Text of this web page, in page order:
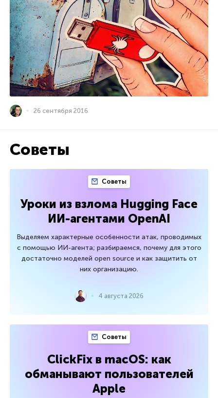
26 сентября 2016
Советы
Советы
Уроки из взлома Hugging Face
ИИ-агентами OpenAI
Выделяем характерные особенности атак, проводимых
с помощью ИИ-агента; разбираемся, почему для этого
достаточно моделей open source и как защитить от
них организацию.
4 августа 2026
Советы
ClickFix в macOS: как
обманывают пользователей
Apple